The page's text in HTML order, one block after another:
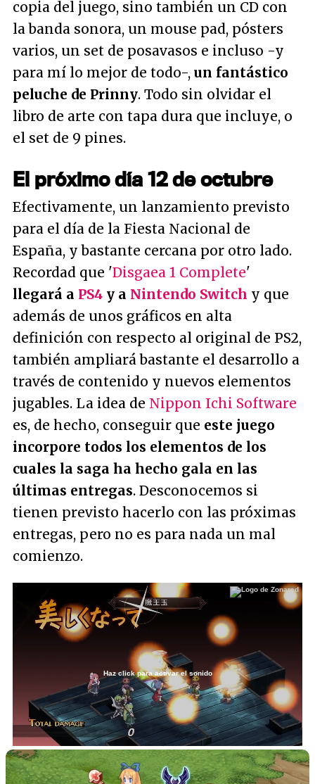
copia del juego, sino también un CD con
la banda sonora, un mouse pad, pósters
varios, un set de posavasos e incluso -y
para mí lo mejor de todo-, un fantástico
peluche de Prinny. Todo sin olvidar el
libro de arte con tapa dura que incluye, o
el set de 9 pines.
El próximo día 12 de octubre
Efectivamente, un lanzamiento previsto
para el día de la Fiesta Nacional de
España, y bastante cercana por otro lado.
Recordad que 'Disgaea 1 Complete'
llegará a PS4 y a Nintendo Switch y que
además de unos gráficos en alta
definición con respecto al original de PS2,
también ampliará bastante el desarrollo a
través de contenido y nuevos elementos
jugables. La idea de Nippon Ichi Software
es, de hecho, conseguir que este juego
incorpore todos los elementos de los
cuales la saga ha hecho gala en las
últimas entregas. Desconocemos si
tienen previsto hacerlo con las próximas
entregas, pero no es para nada un mal
comienzo.
Unmute /
Loaded :
22.02%
Haz click para activar el sonido